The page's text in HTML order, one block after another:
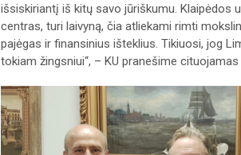
išsiskiriantį iš kitų savo jūriškumu. Klaipėdos
centras, turi laivyną, čia atliekami rimti
pajėgas ir finansinius išteklius. Tikiuosi, jog
tokiam žingsniui“, – KU pranešime cituojamas